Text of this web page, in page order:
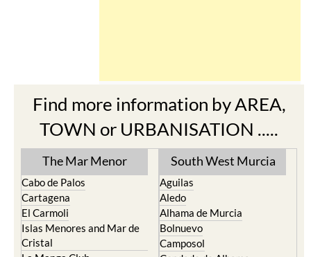
Find more information by AREA,
TOWN or URBANISATION .....
The Mar Menor
Cabo de Palos
Cartagena
El Carmoli
Islas Menores and Mar de
Cristal
South West Murcia
Aguilas
Aledo
Alhama de Murcia
Bolnuevo
Camposol